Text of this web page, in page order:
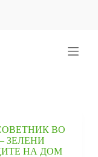
ВО
ЗЕЛЕНИ
НА ДОМ